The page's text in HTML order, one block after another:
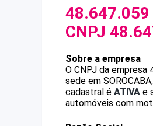
48.647.059
CNPJ
Sobre a empresa
O CNPJ da empresa
sede em
cadastral é ATIVA e
automóveis com